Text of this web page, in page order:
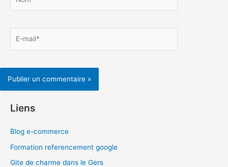
mail*
Liens
Blog e-commerce
Formation referencement google
Gite de charme dans le Gers